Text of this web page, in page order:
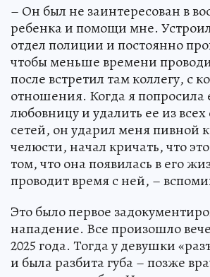
– Он был не заинтересован в
ребенка и помощи мне.
отдел полиции и постоянно
чтобы меньше времени
после встретил там коллегу, с
отношения. Когда я попросила
любовницу и удалить ее из
сетей, он ударил меня пивной
челюсти, начал кричать, что
том, что она появилась в его
проводит время с ней, –
Это было первое
нападение. Все произошло
2025 года. Тогда у девушки
и была разбита губа – позже